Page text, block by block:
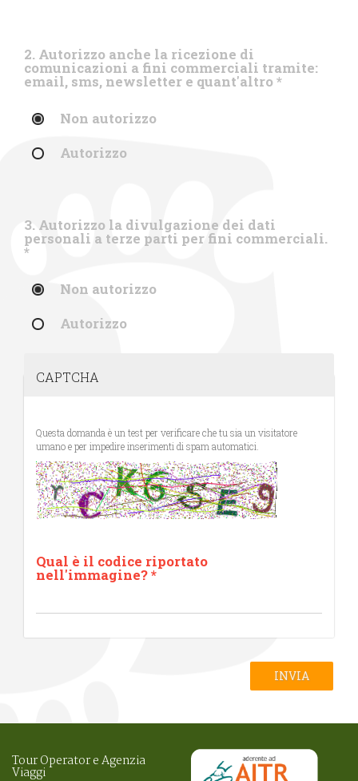
2. Autorizzo anche la ricezione di
comunicazioni a fini commerciali tramite:
email, sms, newsletter e quant'altro*
Non autorizzo
Autorizzo
3. Autorizzo la divulgazione dei dati
personali a terze parti per fini commerciali.
*
Non autorizzo
Autorizzo
CAPTCHA
Questa domanda è un test per verificare che tu sia un visitatore
umano e per impedire inserimenti di spam automatici.
Qual è il codice riportato
nell'immagine?*
INVIA
Tour Operator e Agenzia
Viaggi